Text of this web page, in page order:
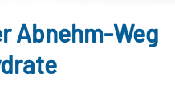
Abnehm-Weg